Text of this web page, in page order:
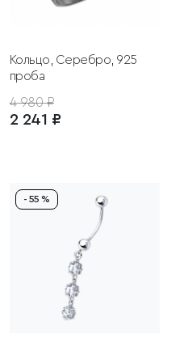
Кольцо, Серебро, 925
проба
4 980 ₽
2 241 ₽
- 55 %